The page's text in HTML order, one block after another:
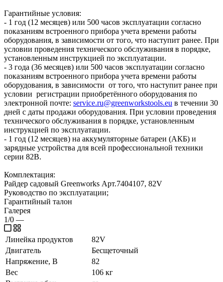
Гарантийные условия:
- 1 год (12 месяцев) или 500 часов эксплуатации согласно
показаниям встроенного прибора учета времени работы
оборудования, в зависимости от того, что наступит ранее. При
условии проведения технического обслуживания в порядке,
установленным инструкцией по эксплуатации.
- 3 года (36 месяцев) или 500 часов эксплуатации согласно
показаниям встроенного прибора учета времени работы
оборудования, в зависимости от того, что наступит ранее при
условии регистрации приобретённого оборудования по
электронной почте: service.ru@greenworkstools.eu в течении 30
дней с даты продажи оборудования. При условии проведения
технического обслуживания в порядке, установленным
инструкцией по эксплуатации.
- 1 год (12 месяцев) на аккумуляторные батареи (АКБ) и
зарядные устройства для всей профессиональной техники
серии 82В.
Комплектация:
Райдер садовый Greenworks Арт.7404107, 82V
Руководство по эксплуатации;
Гарантийный талон
Галерея
1/0 —
Линейка продуктов
82V
Двигатель
Бесщеточный
Напряжение, В
82
Вес
106 кг